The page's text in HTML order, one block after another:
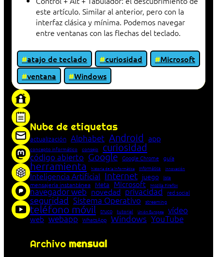
este artículo. Similar al anterior, pero con la
interfaz clásica y mínima. Podemos navegar
entre ventanas con las flechas del teclado.
atajo de teclado curiosidad
Microsoft
ventana
Windows
Nube de etiquetas
actualización Alphabet Android app
concepto informático consejo curiosidad
código abierto Google Google Chrome guía
herramienta historia de la Informática Informática innovación
Inteligencia Artificial Internet juego lista
mensajería instantánea Meta Microsoft Mozilla Firefox
navegador web novedad privacidad red social
seguridad Sistema Operativo streaming
teléfono móvil truco tutorial Unión Europea vídeo
web webapp WhatsApp Windows YouTube
Archivo mensual